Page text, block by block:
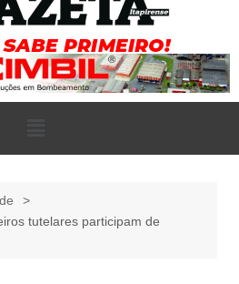
tutelares participam de